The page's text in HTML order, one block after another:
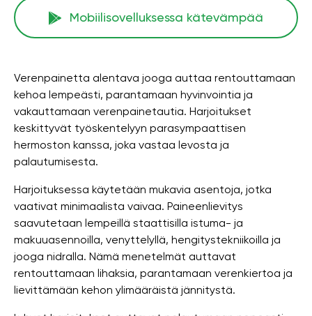
Mobiilisovelluksessa kätevämpää
Verenpainetta alentava jooga auttaa rentouttamaan
kehoa lempeästi, parantamaan hyvinvointia ja
vakauttamaan verenpainetautia. Harjoitukset
keskittyvät työskentelyyn parasympaattisen
hermoston kanssa, joka vastaa levosta ja
palautumisesta.
Harjoituksessa käytetään mukavia asentoja, jotka
vaativat minimaalista vaivaa. Paineenlievitys
saavutetaan lempeillä staattisilla istuma- ja
makuuasennoilla, venyttelyllä, hengitystekniikoilla ja
jooga nidralla. Nämä menetelmät auttavat
rentouttamaan lihaksia, parantamaan verenkiertoa ja
lievittämään kehon ylimääräistä jännitystä.